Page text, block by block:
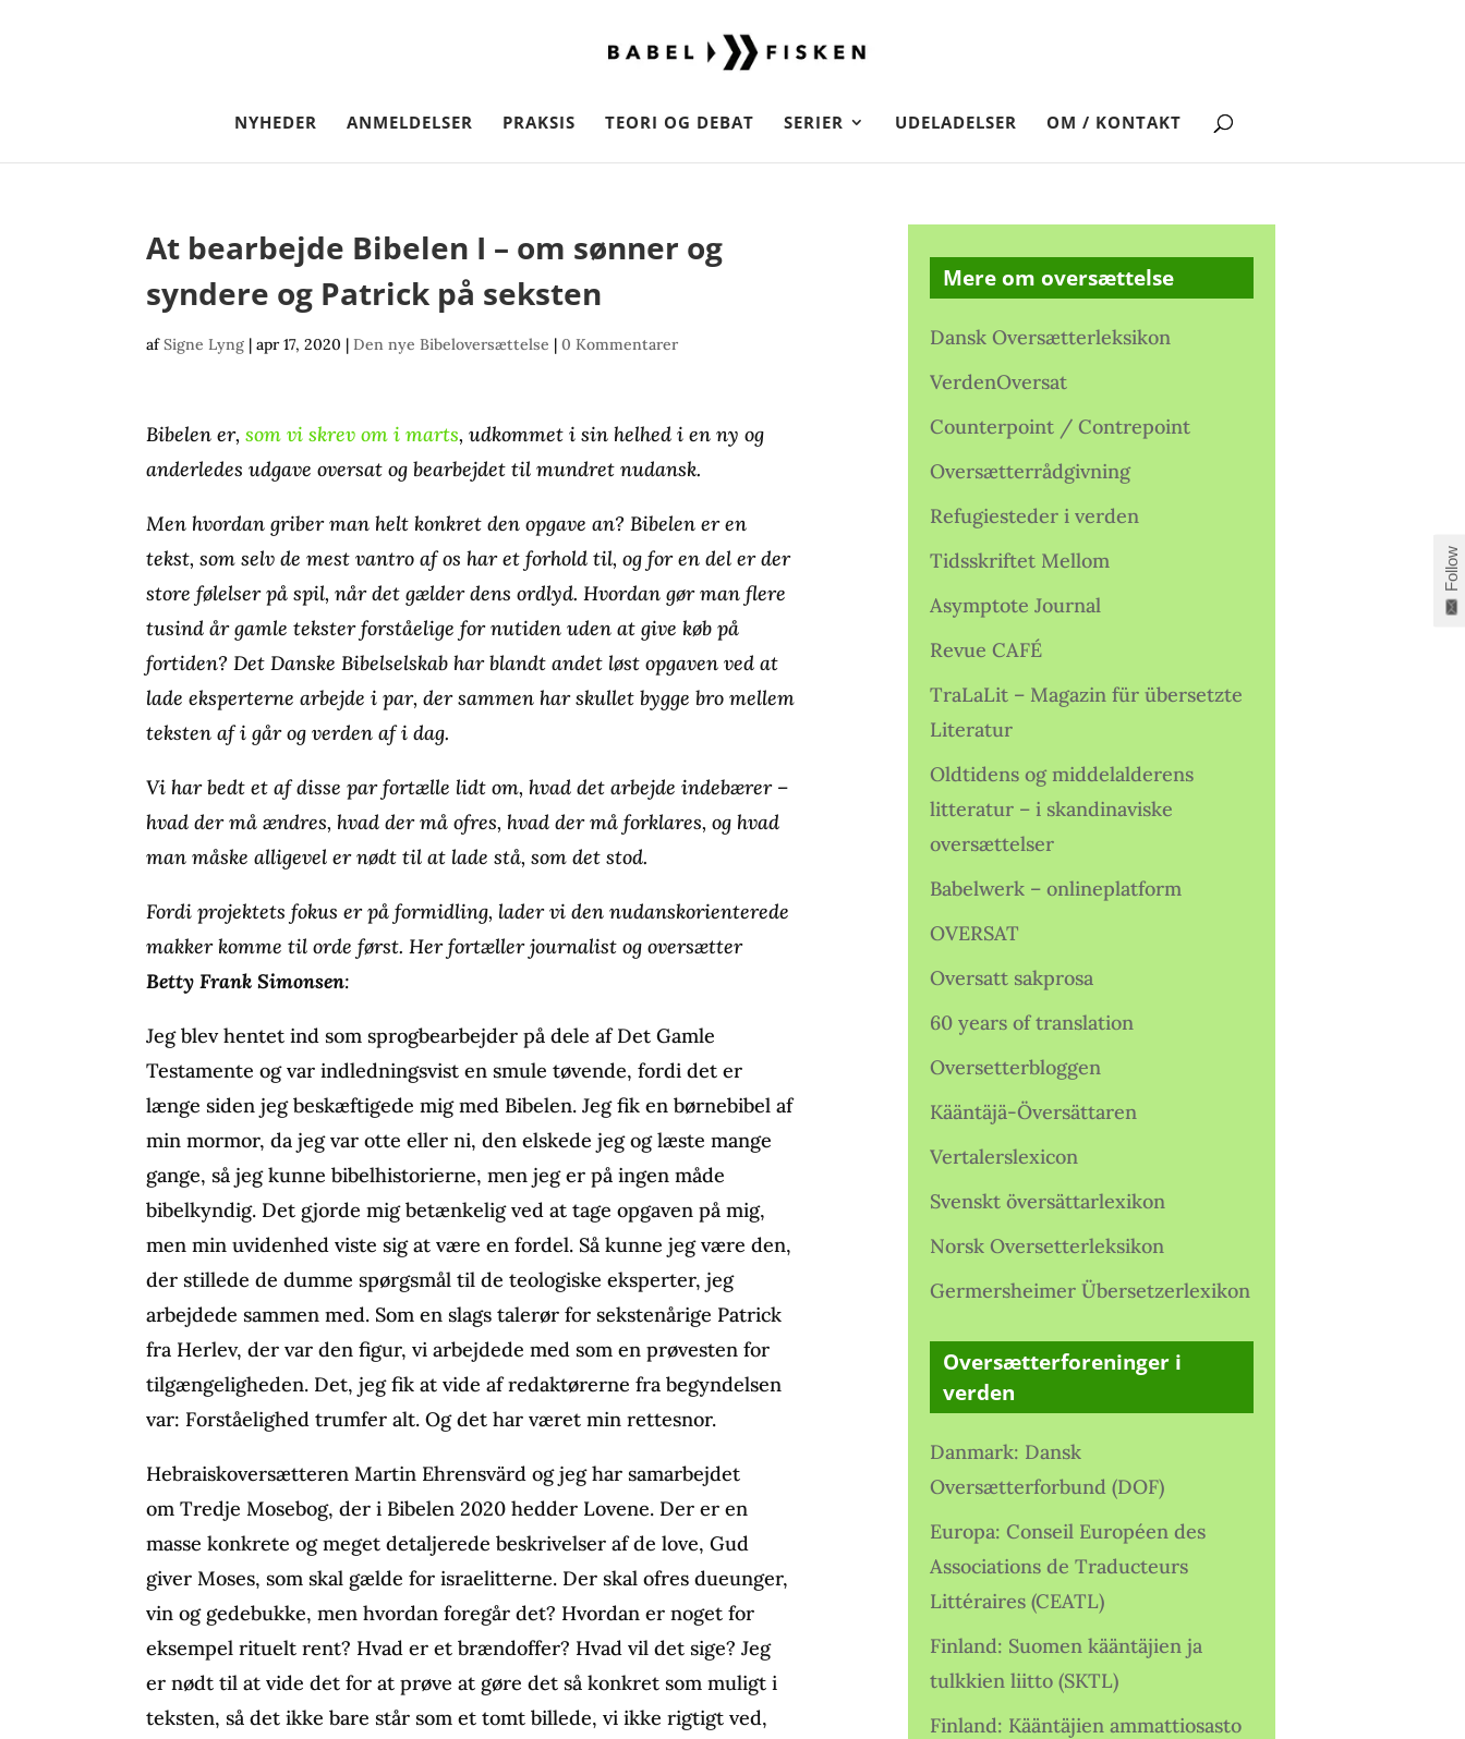
NYHEDER ANMELDELSER PRAKSIS TEORI OG DEBAT SERIER UDELADELSER OM / KONTAKT
At bearbejde Bibelen I – om sønner og
syndere og Patrick på seksten
afSigne Lyng |apr 17, 2020 |Den nye Bibeloversættelse |0 Kommentarer
Bibelen er,som vi skrev om i marts, udkommet i sin helhed i en ny og
anderledes udgave oversat og bearbejdet til mundret nudansk.
Men hvordan griber man helt konkret den opgave an? Bibelen er en
tekst, som selv de mest vantro af os har et forhold til, og for en del er der
store følelser på spil, når det gælder dens ordlyd. Hvordan gør man flere
tusind år gamle tekster forståelige for nutiden uden at give køb på
fortiden? Det Danske Bibelselskab har blandt andet løst opgaven ved at
lade eksperterne arbejde i par, der sammen har skullet bygge bro mellem
teksten af i går og verden af i dag.
Vi har bedt et af disse par fortælle lidt om, hvad det arbejde indebærer –
hvad der må ændres, hvad der må ofres, hvad der må forklares, og hvad
man måske alligevel er nødt til at lade stå, som det stod.
Fordi projektets fokus er på formidling, lader vi den nudanskorienterede
makker komme til orde først. Her fortæller journalist og oversætter
Betty Frank Simonsen:
Jeg blev hentet ind som sprogbearbejder på dele af Det Gamle
Testamente og var indledningsvist en smule tøvende, fordi det er
længe siden jeg beskæftigede mig med Bibelen. Jeg fik en børnebibel af
min mormor, da jeg var otte eller ni, den elskede jeg og læste mange
gange, så jeg kunne bibelhistorierne, men jeg er på ingen måde
bibelkyndig. Det gjorde mig betænkelig ved at tage opgaven på mig,
men min uvidenhed viste sig at være en fordel. Så kunne jeg være den,
der stillede de dumme spørgsmål til de teologiske eksperter, jeg
arbejdede sammen med. Som en slags talerør for sekstenårige Patrick
fra Herlev, der var den figur, vi arbejdede med som en prøvesten for
tilgængeligheden. Det, jeg fik at vide af redaktørerne fra begyndelsen
var: Forståelighed trumfer alt. Og det har været min rettesnor.
Hebraiskoversætteren Martin Ehrensvärd og jeg har samarbejdet
om Tredje Mosebog, der i Bibelen 2020 hedder Lovene. Der er en
masse konkrete og meget detaljerede beskrivelser af de love, Gud
giver Moses, som skal gælde for israelitterne. Der skal ofres dueunger,
vin og gedebukke, men hvordan foregår det? Hvordan er noget for
eksempel rituelt rent? Hvad er et brændoffer? Hvad vil det sige? Jeg
er nødt til at vide det for at prøve at gøre det så konkret som muligt i
teksten, så det ikke bare står som et tomt billede, vi ikke rigtigt ved,
Mere om oversættelse
Dansk Oversætterleksikon
VerdenOversat
Counterpoint / Contrepoint
Oversætterrådgivning
Refugiesteder i verden
Tidsskriftet Mellom
Asymptote Journal
Revue CAFÉ
TraLaLit – Magazin für übersetzte
Literatur
Oldtidens og middelalderens
litteratur – i skandinaviske
oversættelser
Babelwerk – onlineplatform
OVERSAT
Oversatt sakprosa
60 years of translation
Oversetterbloggen
Kääntäjä-Översättaren
Vertalerslexicon
Svenskt översättarlexikon
Norsk Oversetterleksikon
Germersheimer Übersetzerlexikon
Oversætterforeninger i
verden
Danmark: Dansk
Oversætterforbund (DOF)
Europa: Conseil Européen des
Associations de Traducteurs
Littéraires (CEATL)
Finland: Suomen kääntäjien ja
tulkkien liitto (SKTL)
Finland: Kääntäjien ammattiosasto
Follow